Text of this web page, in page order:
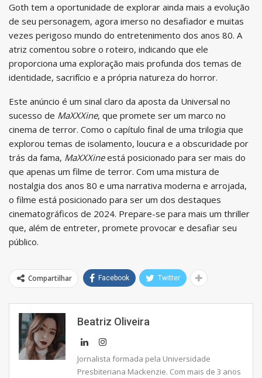
Goth tem a oportunidade de explorar ainda mais a evolução
de seu personagem, agora imerso no desafiador e muitas
vezes perigoso mundo do entretenimento dos anos 80. A
atriz comentou sobre o roteiro, indicando que ele
proporciona uma exploração mais profunda dos temas de
identidade, sacrifício e a própria natureza do horror.
Este anúncio é um sinal claro da aposta da Universal no
sucesso de MaXXXine, que promete ser um marco no
cinema de terror. Como o capítulo final de uma trilogia que
explorou temas de isolamento, loucura e a obscuridade por
trás da fama, MaXXXineestá posicionado para ser mais do
que apenas um filme de terror. Com uma mistura de
nostalgia dos anos 80 e uma narrativa moderna e arrojada,
o filme está posicionado para ser um dos destaques
cinematográficos de 2024. Prepare-se para mais um thriller
que, além de entreter, promete provocar e desafiar seu
público.
Compartilhar Facebook Twitter
Beatriz Oliveira
Jornalista formada pela Universidade
Presbiteriana Mackenzie. Com mais de 3 anos